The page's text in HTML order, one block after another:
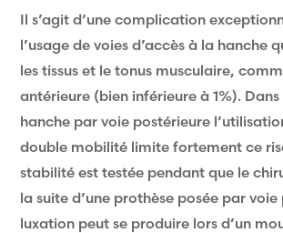
Il s’agit d’une complication
l’usage de voies d’accès à la hanche
les tissus et le tonus musculaire,
antérieure (bien inférieure à 1%). Dans
hanche par voie postérieure
double mobilité limite fortement ce
stabilité est testée pendant que le
la suite d’une prothèse posée par
luxation peut se produire lors d’un